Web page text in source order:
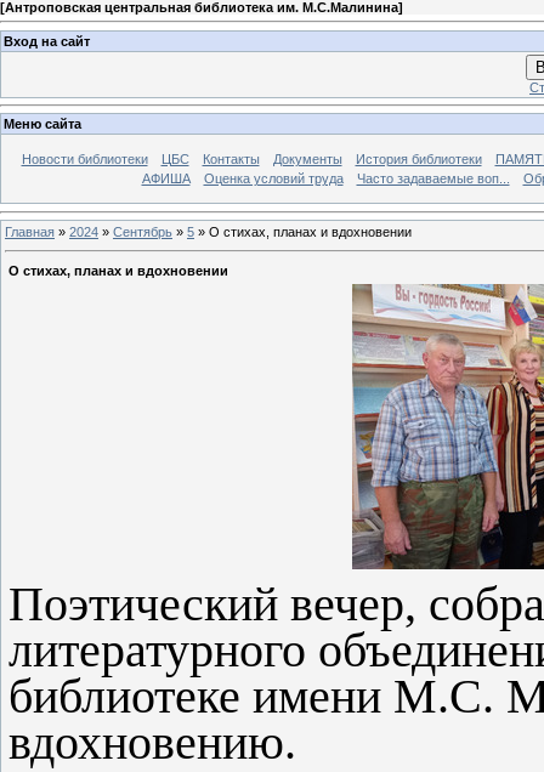
[Антроповская центральная библиотека им. М.С.Малинина]
Вход на сайт
Меню сайта
Новости библиотеки ЦБС Контакты Документы История библиотеки
АФИША
Оценка условий труда Часто задаваемые воп...
Главная » 2024 » Сентябрь » 5 » О стихах, планах и вдохновении
О стихах, планах и вдохновении
Поэтический вечер,
литературного
библиотеке имени М.С.
вдохновению.